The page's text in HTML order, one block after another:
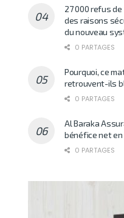
27 000 refus
des raisons
du nouveau
0 PARTAGES
Pourquoi, ce
retrouvent-ils
0 PARTAGES
Al Baraka
bénéfice net en
0 PARTAGES